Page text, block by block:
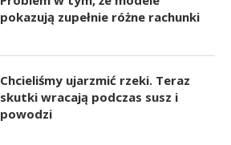
pokazują zupełnie różne rachunki
Chcieliśmy ujarzmić rzeki. Teraz
skutki wracają podczas susz i
powodzi